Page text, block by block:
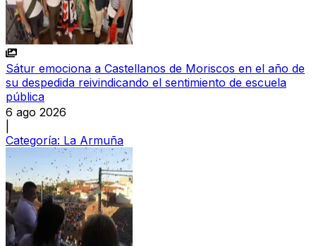
Sátur emociona a Castellanos de Moriscos en el año de
su despedida reivindicando el sentimiento de escuela
pública
6 ago 2026
Categoría: La Armuña